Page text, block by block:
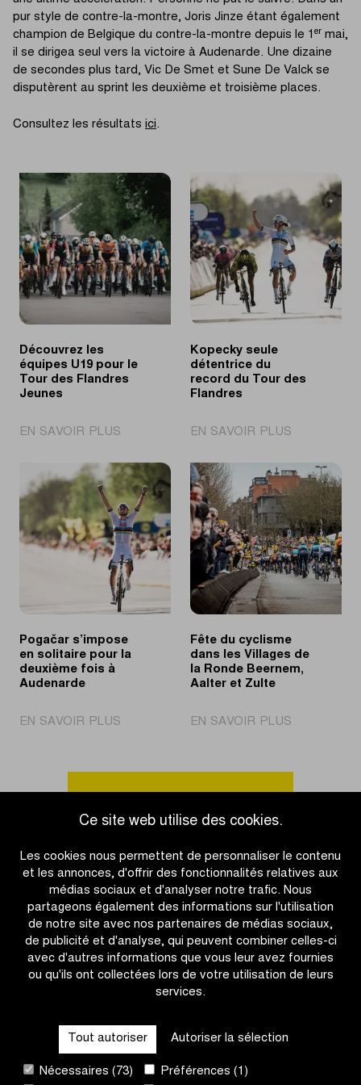
Ce site web utilise des cookies.
Les cookies nous permettent de personnaliser le contenu
et les annonces, d'offrir des fonctionnalités relatives aux
médias sociaux et d'analyser notre trafic. Nous
partageons également des informations sur l'utilisation
de notre site avec nos partenaires de médias sociaux,
de publicité et d'analyse, qui peuvent combiner celles-ci
avec d'autres informations que vous leur avez fournies
ou qu'ils ont collectées lors de votre utilisation de leurs
services.
Tout autoriser Autoriser la sélection
Nécessaires (73) Préférences (1)
pur style de contre-la-montre, Joris Jinze étant également
champion de Belgique du contre-la-montre depuis le 1 er mai,
il se dirigea seul vers la victoire à Audenarde. Une dizaine
de secondes plus tard, Vic De Smet et Sune De Valck se
disputèrent au sprint les deuxième et troisième places.
Consultez les résultats ici.
Découvrez les
équipes U19 pour le
Tour des Flandres
Jeunes
EN SAVOIR PLUS
les
équipes
U19
pour
le
Tour
des
Flandres
Jeunes
Kopecky seule
détentrice du
record du Tour des
Flandres
EN SAVOIR PLUS
seule
détentrice
du
record
du
Tour
des
Flandres
Pogačar s’impose
en solitaire pour la
deuxième fois à
Audenarde
EN SAVOIR PLUS
en
solitaire
la
fois
à
Audenarde
Fête du cyclisme
dans les Villages de
la Ronde Beernem,
Aalter et Zulte
EN SAVOIR PLUS
cyclisme
dans
la
Ronde
Beernem,
Aalter
et